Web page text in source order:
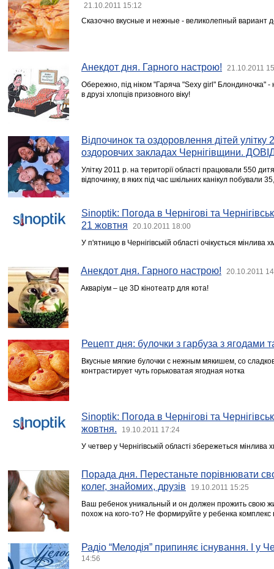
21.10.2011 15:12
Сказочно вкусные и нежные - великолепный вариант
Анекдот дня. Гарного настрою! 21.10.2011
Обережно, під ніком "Гаряча "Sexy girl" Блондиночка" -
в друзі хлопців призовного віку!
Відпочинок та оздоровлення дітей улітку
оздоровчих закладах Чернігівщини.
Улітку 2011 р. на території області працювали 550
відпочинку, в яких під час шкільних канікул побували
Sinoptik: Погода в Чернігові та
21 жовтня
20.10.2011 18:00
У п'ятницю в Чернігівській області очікується мінлива
Анекдот дня. Гарного настрою! 20.10.2011
Акваріум – це 3D кінотеатр для кота!
Рецепт дня: булочки з гарбуза з ягодами
Вкусные мягкие булочки с нежным мякишем, со
контрастирует чуть горьковатая ягодная нотка
Sinoptik: Погода в Чернігові та
жовтня.
19.10.2011 17:24
У четвер у Чернігівській області збережеться мінлива
Порада дня. Перестаньте порівнювати
колег, знайомих, друзів
19.10.2011 15:25
Ваш ребенок уникальный и он должен прожить свою
похож на кого-то? Не формируйте у ребенка
Радіо “Мелодія” припиняє існування. І у
14:56